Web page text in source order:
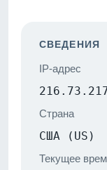
СВЕДЕНИЯ
IP-адрес
Страна
США (US)
Текущее